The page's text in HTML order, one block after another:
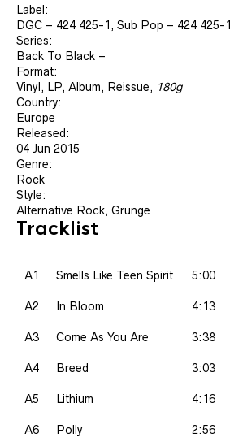
Label:
DGC ‎– 424 425-1, Sub Pop ‎– 424 425-1
Series:
Back To Black –
Format:
Vinyl, LP, Album, Reissue, 180g
Country:
Europe
Released:
04 Jun 2015
Genre:
Rock
Style:
Alternative Rock, Grunge
Tracklist
A1 Smells Like Teen Spirit 5:00
A2 In Bloom 4:13
A3 Come As You Are 3:38
A4 Breed 3:03
A5 Lithium 4:16
A6 Polly 2:56